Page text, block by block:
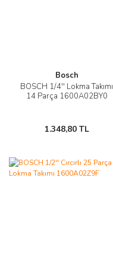
Bosch
BOSCH 1/4'' Lokma Takımı
14 Parça 1600A02BY0
1.348,80 TL